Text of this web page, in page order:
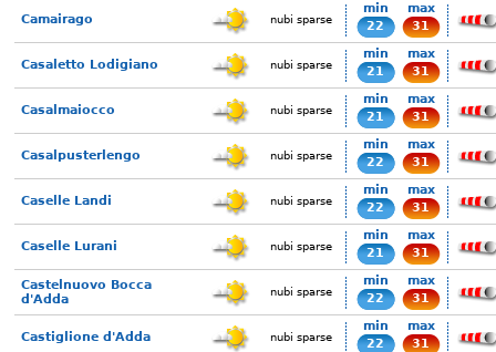
Camairago nubi sparse
min
22
max
31
Casaletto Lodigiano nubi sparse
min
21
max
31
Casalmaiocco nubi sparse
min
21
max
31
Casalpusterlengo nubi sparse
min
22
max
31
Caselle Landi nubi sparse
min
22
max
31
Caselle Lurani nubi sparse
min
21
max
31
Castelnuovo Bocca
d'Adda
nubi sparse
min
22
max
31
Castiglione d'Adda nubi sparse
min
22
max
31